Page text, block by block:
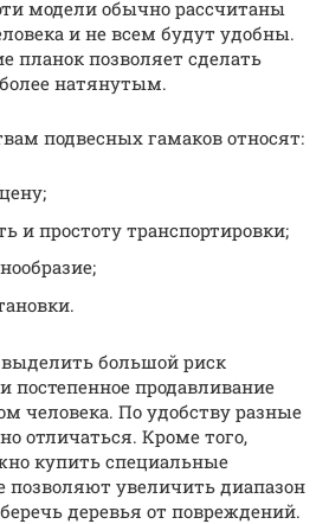
модели обычно рассчитаны
и не всем будут удобны.
планок позволяет сделать
натянутым.
подвесных гамаков относят:
и простоту транспортировки;
большой риск
постепенное продавливание
человека. По удобству разные
отличаться. Кроме того,
купить специальные
позволяют увеличить диапазон
деревья от повреждений.